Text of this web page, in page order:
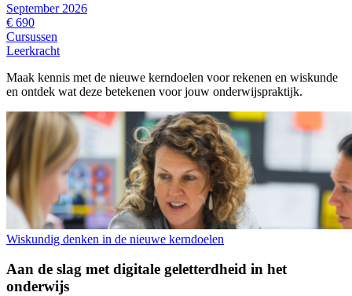
September 2026
€ 690
Cursussen
Leerkracht
Maak kennis met de nieuwe kerndoelen voor rekenen en wiskunde
en ontdek wat deze betekenen voor jouw onderwijspraktijk.
Wiskundig denken in de nieuwe kerndoelen
Aan de slag met digitale geletterdheid in het
onderwijs